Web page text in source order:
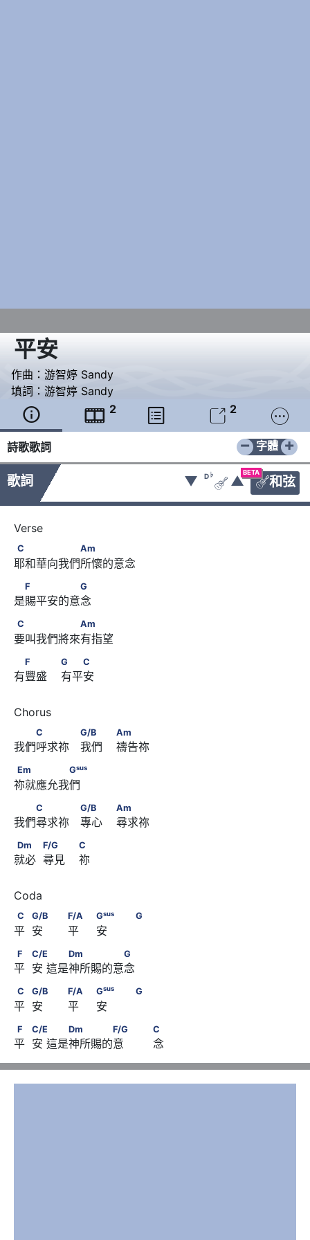
平安
作曲： 游智婷 Sandy
填詞： 游智婷 Sandy
  2   2 
詩歌歌詞 − +
字體
歌詞
BETA
和弦
▼ D♭
 ▲
C　　　　　　Am
C Am
耶和華向我們所懷的意念
F　　　　　G
F G
是賜平安的意念
C　　　　　　Am
C Am
要叫我們將來有指望
F　　         G　　C
F G C
有豐盛    有平安
C　　　 G/B　　                        Am
C G/B Am
我們呼求祢　我們    禱告祢
Em　　　　　G
Em Gsus
祢就應允我們
C　　　 G/B　　                        Am
C G/B Am
我們尋求祢　專心    尋求祢
Dm　　            F/G　　                        C
Dm F/G C
就必  尋見    祢
C　       G/B　                         F/A
G
C G/B F/A Gsus G
平  安　    平     安
F　       C/E　      　　Dm　　　　　G
F C/E Dm G
平  安 這是神所賜的意念
C　       G/B　                         F/A
G
C G/B F/A Gsus G
平  安　    平     安
F　       C/E　      　　Dm　　　　F/G　              C
F C/E Dm F/G C
平  安 這是神所賜的意　　  念